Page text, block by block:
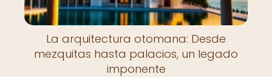
La arquitectura otomana: Desde
mezquitas hasta palacios, un legado
imponente